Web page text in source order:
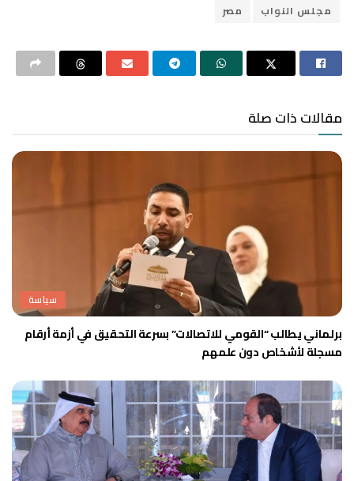
مجلس النواب
مصر
مقالات ذات صلة
سياسة
برلماني يطالب “القومي للاتصالات” بسرعة التحقيق في أزمة أرقام
مسجلة لأشخاص دون علمهم